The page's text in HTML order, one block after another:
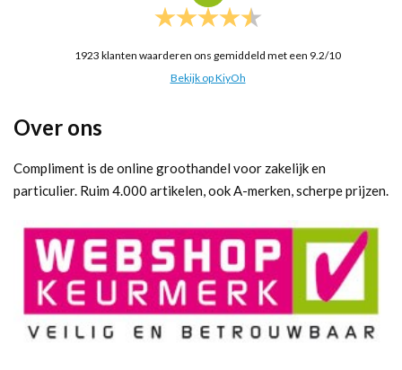
1923 klanten waarderen ons gemiddeld met een 9.2/10
Bekijk op KiyOh
Over ons
Compliment is de online groothandel voor zakelijk en
particulier. Ruim 4.000 artikelen, ook A-merken, scherpe prijzen.